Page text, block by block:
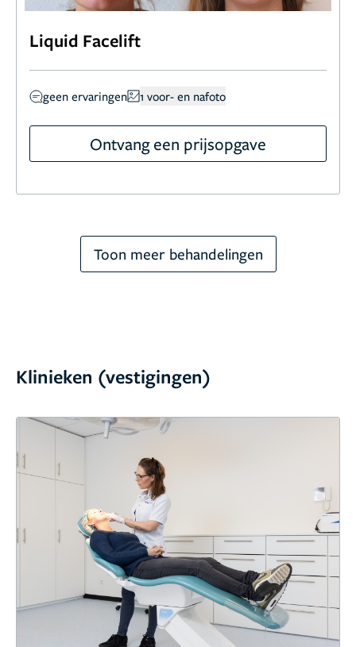
Liquid Facelift
geen ervaringen 1 voor- en nafoto
Ontvang een prijsopgave
Toon meer behandelingen
Klinieken (vestigingen)